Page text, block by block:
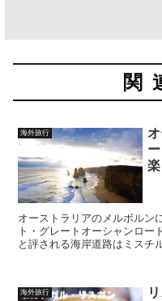
関
海外旅行
オーストラリアのメルボルン
ト・グレートオーシャンロー
と評される海岸道路はミスチ
海外旅行